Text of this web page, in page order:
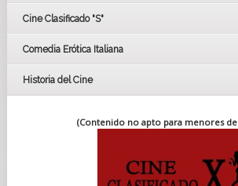
Cine Clasificado "S"
Comedia Erótica Italiana
Historia del Cine
(Contenido no apto para menores de